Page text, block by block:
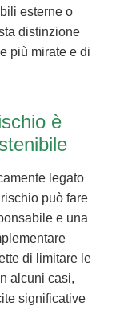
esterne o
distinzione
più mirate e di
è
legato
può fare
e una
di limitare le
alcuni casi,
significative